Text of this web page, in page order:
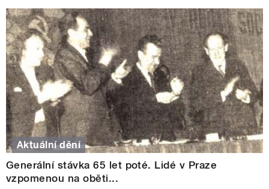
Aktuální dění
Generální stávka 65 let poté. Lidé v Praze
vzpomenou na oběti...